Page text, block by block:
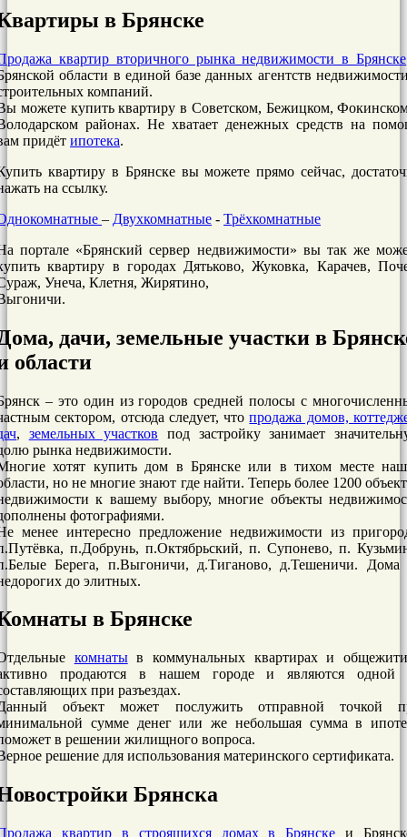
в Брянске
квартир вторичного рынка недвижимости в Брянске
области в единой базе данных агентств
компаний.
можете купить квартиру в Советском, Бежицком,
районах. Не хватает денежных средств на
придёт ипотека.
квартиру в Брянске вы можете прямо сейчас,
на ссылку.
– Двухкомнатные - Трёхкомнатные
портале «Брянский сервер недвижимости» вы так же
квартиру в городах Дятьково, Жуковка, Карачев,
Унеча, Клетня, Жирятино,
дачи, земельные участки в
области
– это один из городов средней полосы с
сектором, отсюда следует, чтопродажа домов,
, земельных участков под застройку занимает
рынка недвижимости.
хотят купить дом в Брянске или в тихом месте
но не многие знают где найти. Теперь более 1200
к вашему выбору, многие объекты
фотографиями.
менее интересно предложение недвижимости из
п.Добрунь, п.Октябрьский, п. Супонево, п.
Берега, п.Выгоничи, д.Тиганово, д.Тешеничи. Дома
до элитных.
в Брянске
комнатыв коммунальных квартирах и
продаются в нашем городе и являются одной
при разъездах.
объект может послужить отправной точкой
сумме денег или же небольшая сумма в
в решении жилищного вопроса.
решение для использования материнского сертификата.
Брянска
квартир в строящихся домах в Брянске и